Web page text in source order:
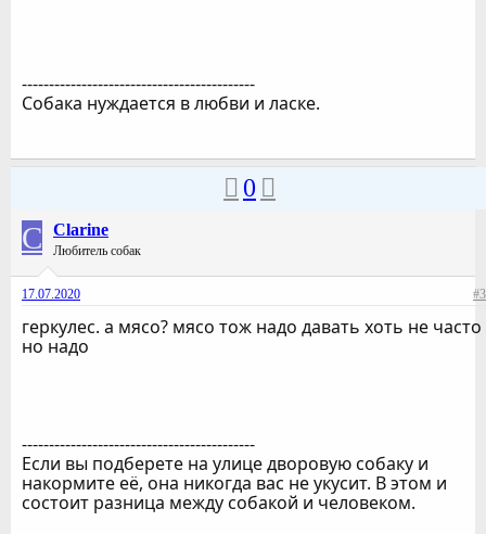
-------------------------------------------
Собака нуждается в любви и ласке.
0
C Clarine
Любитель собак
17.07.2020 #3
геркулес. а мясо? мясо тож надо давать хоть не часто
но надо
-------------------------------------------
Если вы подберете на улице дворовую собаку и
накормите её, она никогда вас не укусит. В этом и
состоит разница между собакой и человеком.